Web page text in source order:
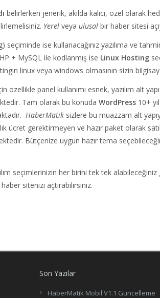
belirlerken jenerik, akılda kalıcı, özel olarak
Yerel veya ulusal bir haber sitesi
) seçiminde ise kullanacağınız yazılıma ve
+ MySQL ile kodlanmış ise Linux Hosting
linux veya windows olmasının sizin
özellikle panel kullanımı esnek, yazılım alt
Tam olarak bu konuda WordPress 10+
HaberMatik sizlere bu muazzam alt
ücret gerektirmeyen ve hazır paket olarak
Bütçenize uygun hazır tema
seçimlerinizin her birini tek tek
sitenizi açtırabilirsiniz.
Son Yazılar
HaberMatik Mobil V1.1 Güncelleme